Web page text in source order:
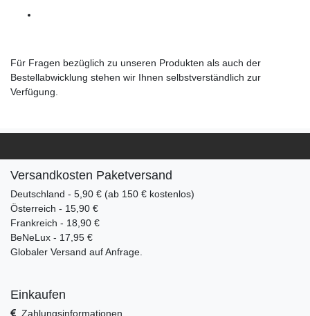
Für Fragen bezüglich zu unseren Produkten als auch der
Bestellabwicklung stehen wir Ihnen selbstverständlich zur
Verfügung.
Versandkosten Paketversand
Deutschland - 5,90 € (ab 150 € kostenlos)
Österreich - 15,90 €
Frankreich - 18,90 €
BeNeLux - 17,95 €
Globaler Versand auf Anfrage.
Einkaufen
Zahlungsinformationen